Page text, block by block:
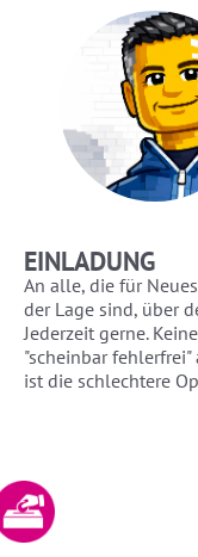
EINLADUNG
An alle, die für
der Lage sind, über
Jederzeit gerne.
"scheinbar
ist die schlechtere